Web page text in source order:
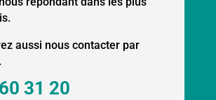
aussi nous contacter par
31 20